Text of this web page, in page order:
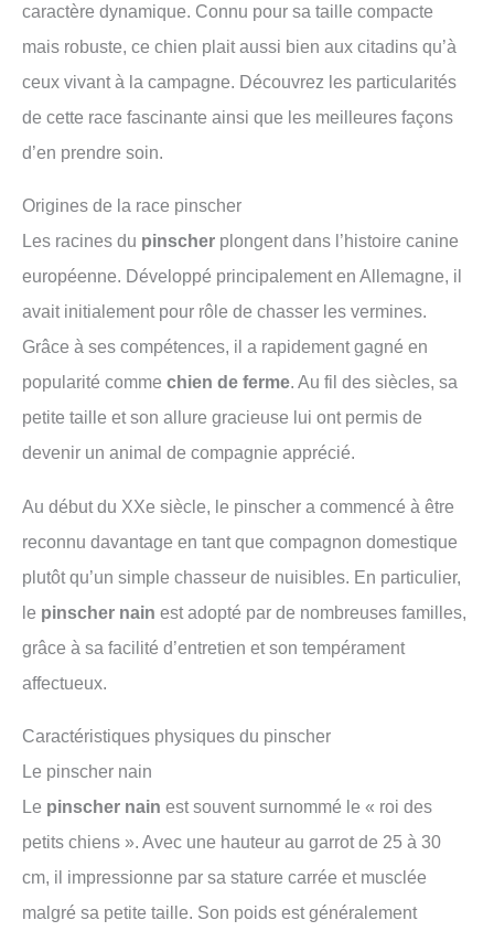
caractère dynamique. Connu pour sa taille compacte
mais robuste, ce chien plait aussi bien aux citadins qu’à
ceux vivant à la campagne. Découvrez les particularités
de cette race fascinante ainsi que les meilleures façons
d’en prendre soin.
Origines de la race pinscher
Les racines du pinscher plongent dans l’histoire canine
européenne. Développé principalement en Allemagne, il
avait initialement pour rôle de chasser les vermines.
Grâce à ses compétences, il a rapidement gagné en
popularité comme chien de ferme. Au fil des siècles, sa
petite taille et son allure gracieuse lui ont permis de
devenir un animal de compagnie apprécié.
Au début du XXe siècle, le pinscher a commencé à être
reconnu davantage en tant que compagnon domestique
plutôt qu’un simple chasseur de nuisibles. En particulier,
le pinscher nain est adopté par de nombreuses familles,
grâce à sa facilité d’entretien et son tempérament
affectueux.
Caractéristiques physiques du pinscher
Le pinscher nain
Le pinscher nain est souvent surnommé le « roi des
petits chiens ». Avec une hauteur au garrot de 25 à 30
cm, il impressionne par sa stature carrée et musclée
malgré sa petite taille. Son poids est généralement